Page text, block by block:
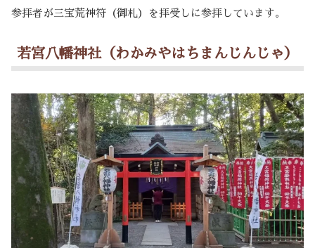
参拝者が三宝荒神符（御札）を拝受しに参拝しています。
若宮八幡神社（わかみやはちまんじんじゃ）